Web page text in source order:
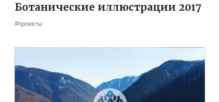
Ботанические иллюстрации 2017
#проекты